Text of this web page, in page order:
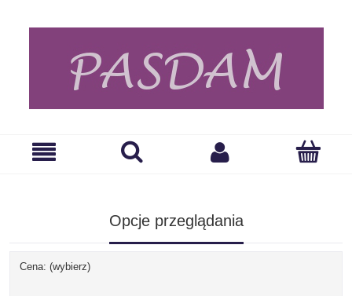
Opcje przeglądania
Cena: (wybierz)